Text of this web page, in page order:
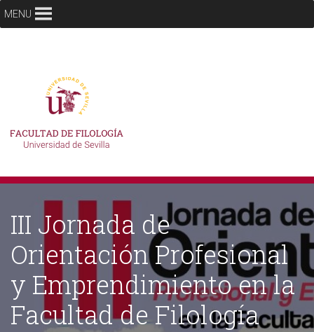
MENU
III Jornada de
Orientación Profesional
y Emprendimiento en la
Facultad de Filología